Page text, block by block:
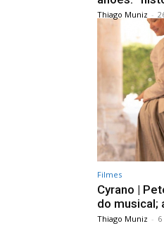
Thiago Muniz -
Filmes
Cyrano |
do musical;
Thiago Muniz -